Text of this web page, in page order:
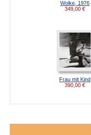
Wolke, 1976
349,00 €
Frau mit Kind
390,00 €